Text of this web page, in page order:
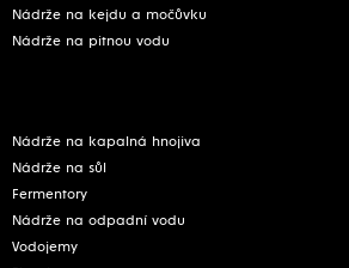
Nádrže na kejdu a močůvku
Nádrže na pitnou vodu
Nádrže na kapalná hnojiva
Nádrže na sůl
Fermentory
Nádrže na odpadní vodu
Vodojemy